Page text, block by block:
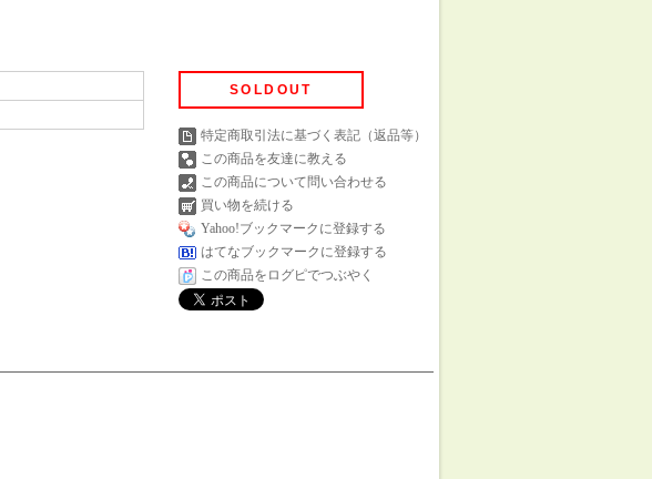
SOLDOUT
特定商取引法に基づく表記（返品等）
この商品を友達に教える
この商品について問い合わせる
買い物を続ける
Yahoo!ブックマークに登録する
はてなブックマークに登録する
この商品をログピでつぶやく